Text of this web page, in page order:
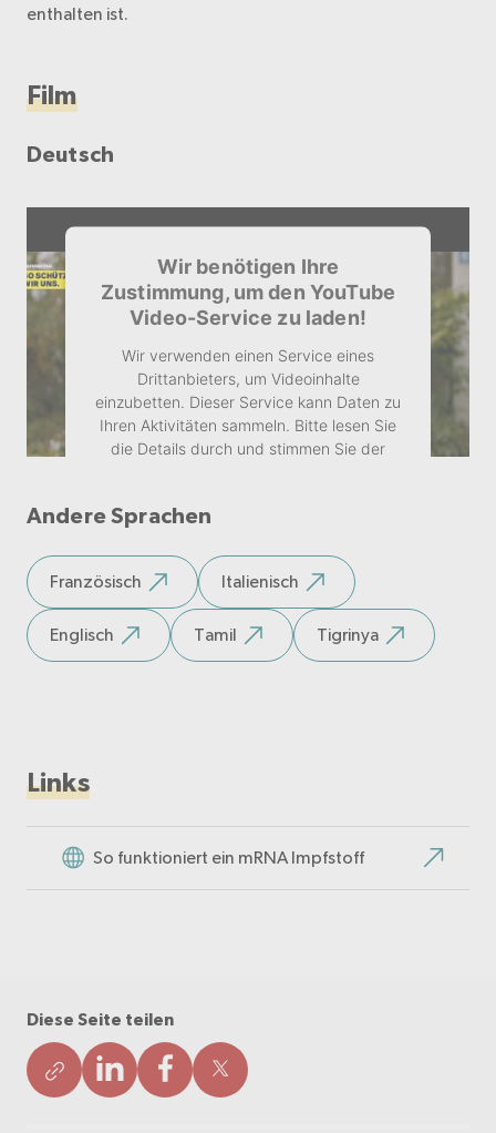
enthalten ist.
Film
Deutsch
Wir benötigen Ihre
Zustimmung, um den YouTube
Video-Service zu laden!
Wir verwenden einen Service eines
Drittanbieters, um Videoinhalte
einzubetten. Dieser Service kann Daten zu
Ihren Aktivitäten sammeln. Bitte lesen Sie
die Details durch und stimmen Sie der
Akzeptieren
Andere Sprachen
Französisch Italienisch
Englisch Tamil Tigrinya
Links
So funktioniert ein mRNA Impfstoff
Diese Seite teilen